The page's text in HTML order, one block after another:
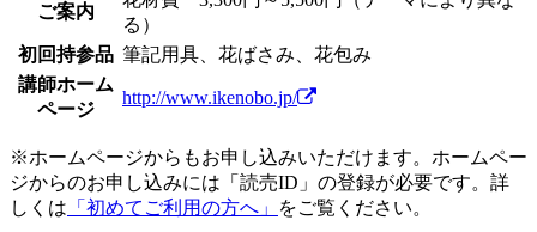
ご案内
る）
初回持参品 筆記用具、花ばさみ、花包み
講師ホーム
ページ
http://www.ikenobo.jp/
※ホームページからもお申し込みいただけます。ホームペー
ジからのお申し込みには「読売ID」の登録が必要です。詳
しくは 「初めてご利用の方へ」 をご覧ください。